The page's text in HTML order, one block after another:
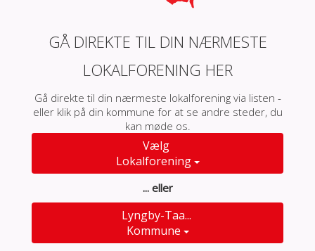
GÅ DIREKTE TIL DIN NÆRMESTE
LOKALFORENING HER
Gå direkte til din nærmeste lokalforening via listen -
eller klik på din kommune for at se andre steder, du
kan møde os.
Vælg
Lokalforening
... eller
Lyngby-Taa...
Kommune